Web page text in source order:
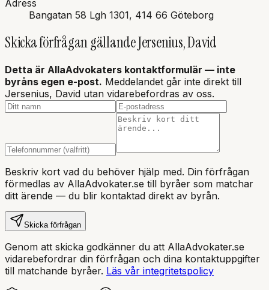
Adress
Bangatan 58 Lgh 1301, 414 66 Göteborg
Skicka förfrågan gällandeJersenius, David
Detta är AllaAdvokaters kontaktformulär — inte
byråns egen e-post. Meddelandet går inte direkt till
Jersenius, David utan vidarebefordras av oss.
Beskriv kort vad du behöver hjälp med. Din förfrågan
förmedlas av AllaAdvokater.se till byråer som matchar
ditt ärende — du blir kontaktad direkt av byrån.
Skicka förfrågan
Genom att skicka godkänner du att AllaAdvokater.se
vidarebefordrar din förfrågan och dina kontaktuppgifter
till matchande byråer. Läs vår integritetspolicy